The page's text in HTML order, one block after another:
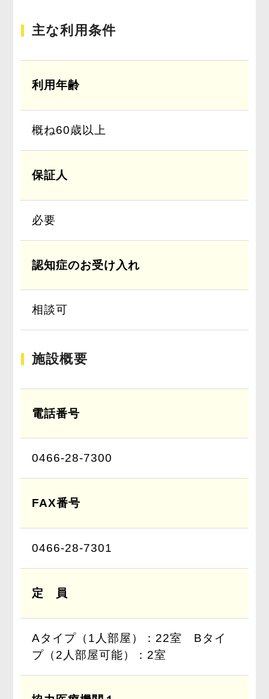
主な利用条件
利用年齢
概ね60歳以上
保証人
必要
認知症のお受け入れ
相談可
施設概要
電話番号
0466-28-7300
FAX番号
0466-28-7301
定 員
Aタイプ（1人部屋）：22室 Bタイ
プ（2人部屋可能）：2室